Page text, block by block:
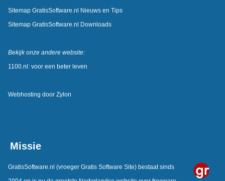
Sitemap GratisSoftware.nl Nieuws en Tips
Sitemap GratisSoftware.nl Downloads
Bekijk onze andere website:
1100.nl: voor een beter leven
Webhosting door Zylon
Missie
GratisSoftware.nl (vroeger Gratis Software Site) bestaat sinds